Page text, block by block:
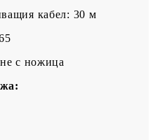
кабел: 30 м
с ножица